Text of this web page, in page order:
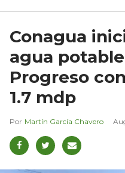
Conagua
agua
Progreso
1.7 mdp
Martín García Chavero